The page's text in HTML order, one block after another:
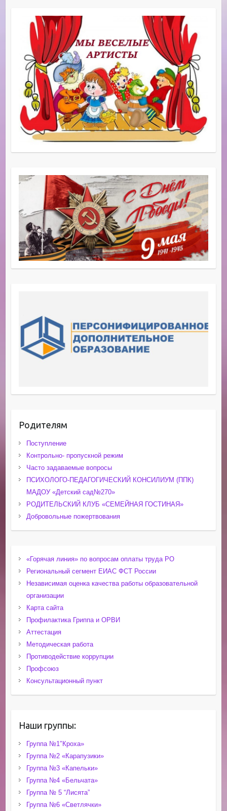
Родителям
Поступление
Контрольно- пропускной режим
Часто задаваемые вопросы
ПСИХОЛОГО-ПЕДАГОГИЧЕСКИЙ КОНСИЛИУМ (ППК)
МАДОУ «Детский сад№270»
РОДИТЕЛЬСКИЙ КЛУБ «СЕМЕЙНАЯ ГОСТИНАЯ»
Добровольные пожертвования
«Горячая линия» по вопросам оплаты труда РО
Региональный сегмент ЕИАС ФСТ России
Независимая оценка качества работы образовательной
организации
Карта сайта
Профилактика Гриппа и ОРВИ
Аттестация
Методическая работа
Противодействие коррупции
Профсоюз
Консультационный пункт
Наши группы:
Группа №1″Кроха»
Группа №2 «Карапузики»
Группа №3 «Капельки»
Группа №4 «Бельчата»
Группа № 5 “Лисята”
Группа №6 «Светлячки»